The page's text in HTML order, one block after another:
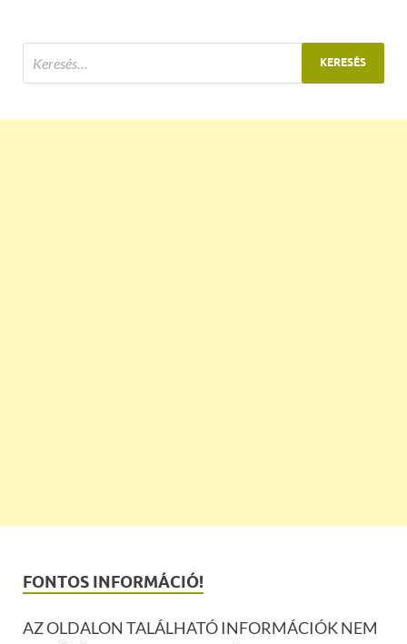
FONTOS INFORMÁCIÓ!
AZ OLDALON TALÁLHATÓ INFORMÁCIÓK NEM